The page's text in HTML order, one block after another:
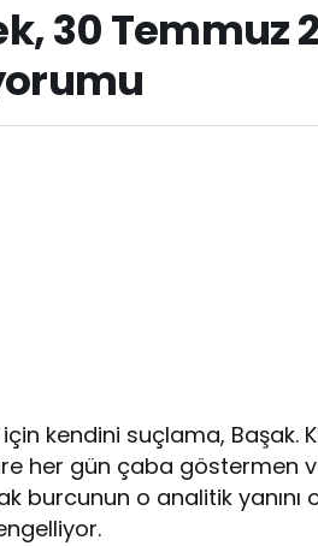
30 Temmuz
kendini suçlama, Başak.
her gün çaba göstermen
burcunun o analitik yanını